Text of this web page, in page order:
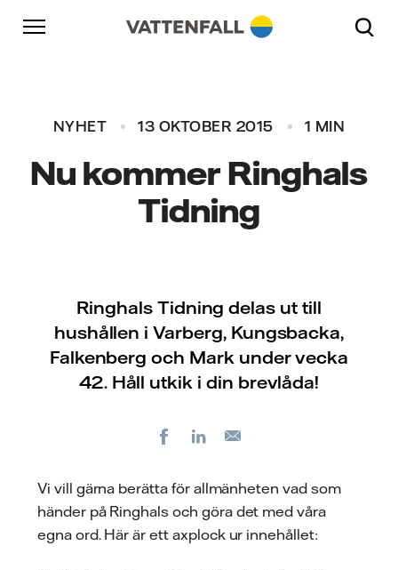
Skip to content
Gå till huvudnavigeringen
Gå till sidfoten
NYHET 13 OKTOBER 2015 1 MIN
Nu kommer Ringhals
Tidning
Ringhals Tidning delas ut till
hushållen i Varberg, Kungsbacka,
Falkenberg och Mark under vecka
42. Håll utkik i din brevlåda!
FacebookLinkedIn
Vi vill gärna berätta för allmänheten vad som
händer på Ringhals och göra det med våra
egna ord. Här är ett axplock ur innehållet:
Gå till huvudnavigeringen